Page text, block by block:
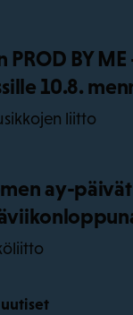
PROD BY ME
10.8.
liitto
ay-päivät